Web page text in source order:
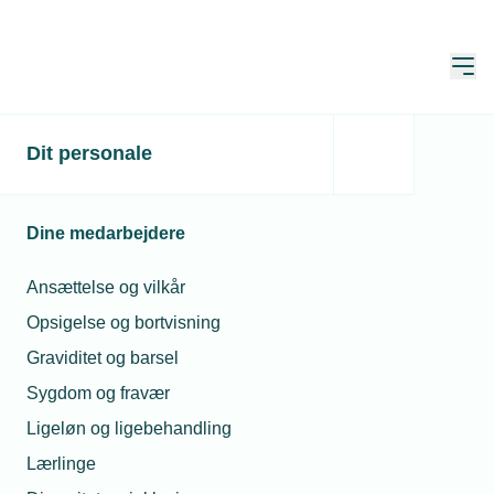
Dit personale
Dine medarbejdere
Ansættelse og vilkår
Opsigelse og bortvisning
Graviditet og barsel
Sygdom og fravær
Ligeløn og ligebehandling
Lærlinge
Få Corona-udfordringer